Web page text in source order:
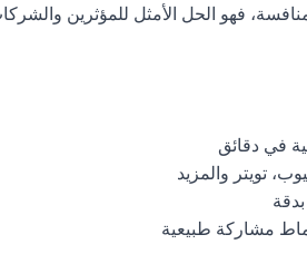
فهو الحل الأمثل للمؤثرين
في دقائق
تويتر والمزيد
مشاركة طبيعية